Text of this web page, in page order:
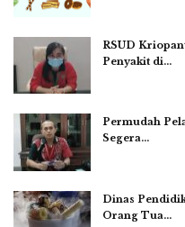
RSUD
Penyakit di…
Permudah
Segera…
Dinas
Orang Tua…